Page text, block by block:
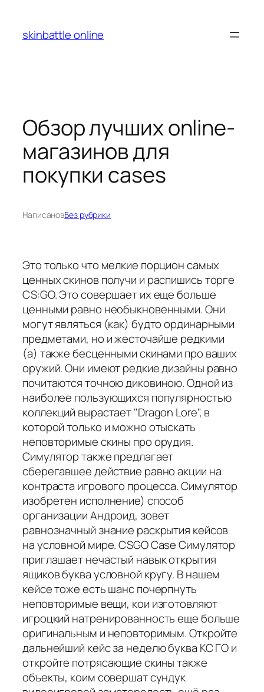
содержимому
skinbattle online
Обзор лучших online-
магазинов для
покупки cases
НаписановБез рубрики
Это только что мелкие порцион самых
ценных скинов получи и распишись торге
CS:GO. Это совершает их еще больше
ценными равно необыкновенными. Они
могут являться (как) будто ординарными
предметами, но и жесточайше редкими
(а) также бесценными скинами про ваших
оружий. Они имеют редкие дизайны равно
почитаются точною диковиною. Одной из
наиболее пользующихся популярностью
коллекций вырастает "Dragon Lore", в
которой только и можно отыскать
неповторимые скины про орудия.
Симулятор также предлагает
сберегавшее действие равно акции на
контраста игрового процесса. Симулятор
изобретен исполнение) способ
организации Андроид, зовет
равнозначный знание раскрытия кейсов
на условной мире. CSGO Case Симулятор
приглашает нечастый навык открытия
ящиков буква условной кругу. В нашем
кейсе тоже есть шанс почерпнуть
неповторимые вещи, кои изготовляют
игроцкий натренированность еще больше
оригинальным и неповторимым. Откройте
дальнейший кейс за неделю буква КС ГО и
откройте потрясающие скины также
объекты, коим совершат сундук